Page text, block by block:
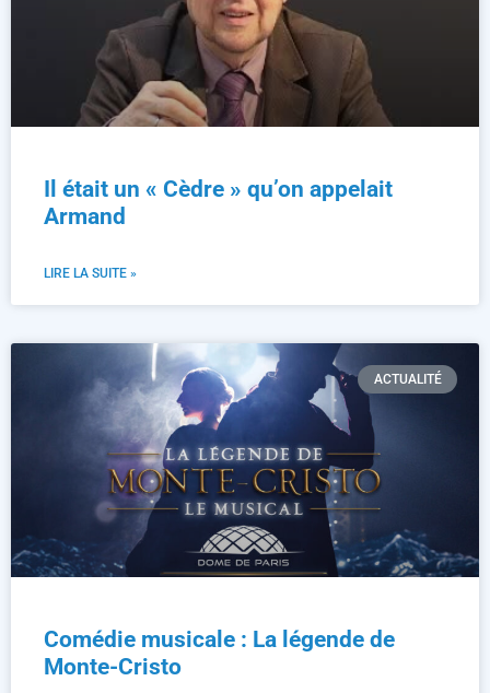
Il était un « Cèdre » qu’on appelait
Armand
LIRE LA SUITE »
ACTUALITÉ
Comédie musicale : La légende de
Monte-Cristo